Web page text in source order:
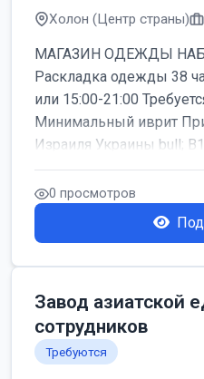
Холон (Центр страны)
МАГАЗИН ОДЕЖДЫ
Раскладка одежды 38
или 15:00-21:00
Минимальный иврит
Израиля Украины bull; B1
0 просмотров
Завод азиатской
сотрудников
Требуются